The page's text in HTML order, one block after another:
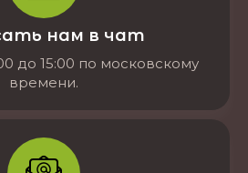
нам в чат
до 15:00 по московскому
времени.